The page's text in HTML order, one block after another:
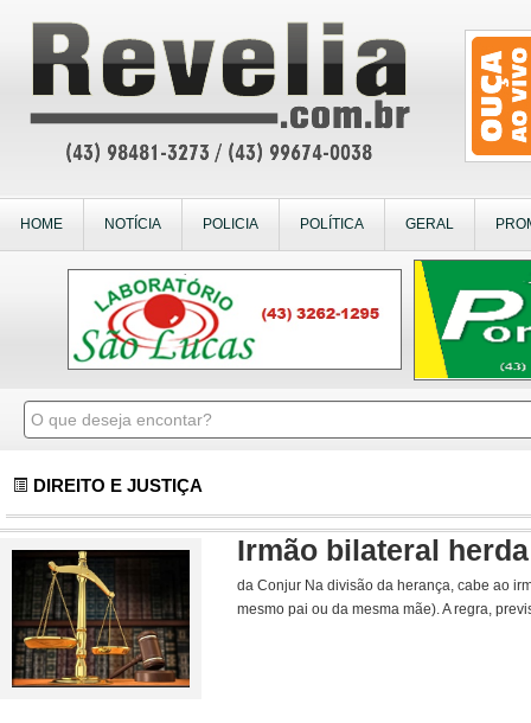
HOME NOTÍCIA POLICIA POLÍTICA GERAL
DIREITO E JUSTIÇA
Irmão bilateral
da Conjur Na divisão da herança, cabe ao
mesmo pai ou da mesma mãe). A regra,